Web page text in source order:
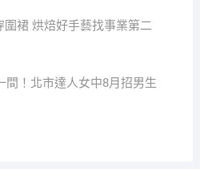
裙 烘焙好手藝找事業第二
間！北市達人女中8月招男生